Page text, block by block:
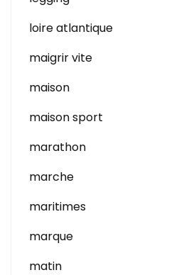
loire atlantique
maigrir vite
maison
maison sport
marathon
marche
maritimes
marque
matin